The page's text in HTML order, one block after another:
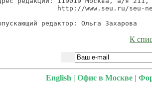
К
English |Офис в Москве |